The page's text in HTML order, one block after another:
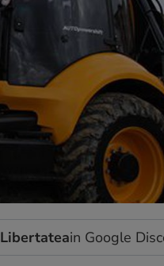
Libertateain Google